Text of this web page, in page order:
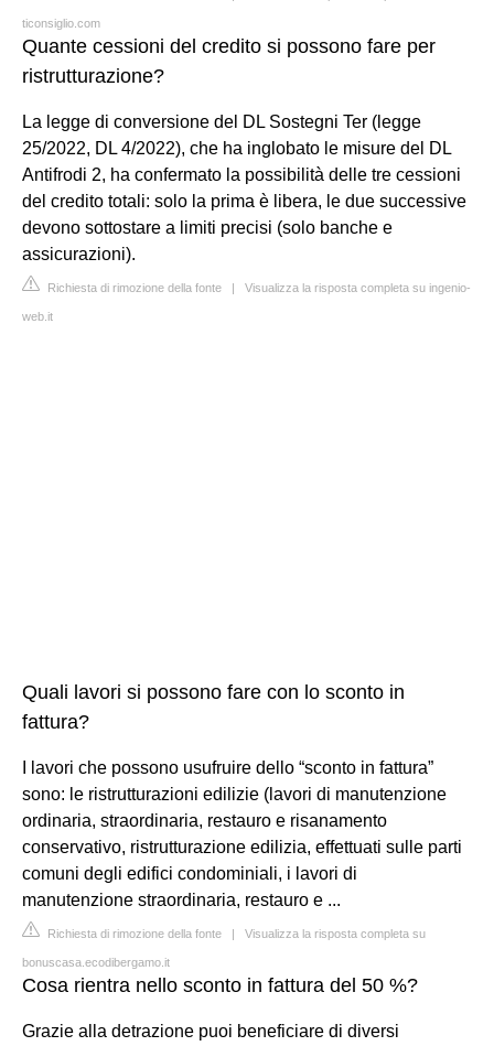
ticonsiglio.com
Quante cessioni del credito si possono fare per
ristrutturazione?
La legge di conversione del DL Sostegni Ter (legge
25/2022, DL 4/2022), che ha inglobato le misure del DL
Antifrodi 2, ha confermato la possibilità delle tre cessioni
del credito totali: solo la prima è libera, le due successive
devono sottostare a limiti precisi (solo banche e
assicurazioni).
Richiesta di rimozione della fonte | Visualizza la risposta completa su ingenio-
web.it
Quali lavori si possono fare con lo sconto in
fattura?
I lavori che possono usufruire dello “sconto in fattura”
sono: le ristrutturazioni edilizie (lavori di manutenzione
ordinaria, straordinaria, restauro e risanamento
conservativo, ristrutturazione edilizia, effettuati sulle parti
comuni degli edifici condominiali, i lavori di
manutenzione straordinaria, restauro e ...
Richiesta di rimozione della fonte | Visualizza la risposta completa su
bonuscasa.ecodibergamo.it
Cosa rientra nello sconto in fattura del 50 %?
Grazie alla detrazione puoi beneficiare di diversi